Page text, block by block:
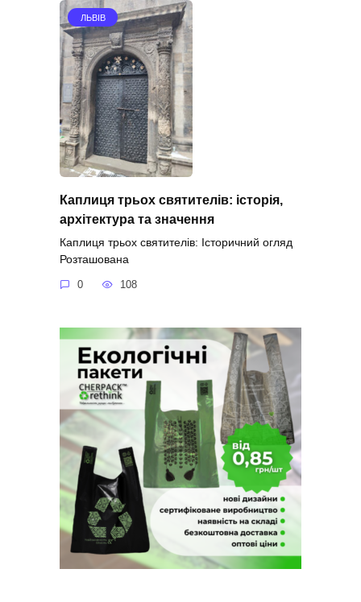
ЛЬВІВ
Каплиця трьох святителів: історія,
архітектура та значення
Каплиця трьох святителів: Історичний огляд
Розташована
0 108